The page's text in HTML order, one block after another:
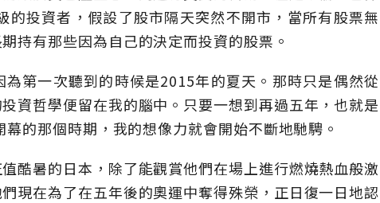
投資者，假設了股市隔天突然不開市，當所有股票無
持有那些因為自己的決定而投資的股票。
第一次聽到的時候是2015年的夏天。那時只是偶然從
資哲學便留在我的腦中。只要一想到再過五年，也就是
的那個時期，我的想像力就會開始不斷地馳騁。
酷暑的日本，除了能觀賞他們在場上進行燃燒熱血般激
現在為了在五年後的奧運中奪得殊榮，正日復一日地認